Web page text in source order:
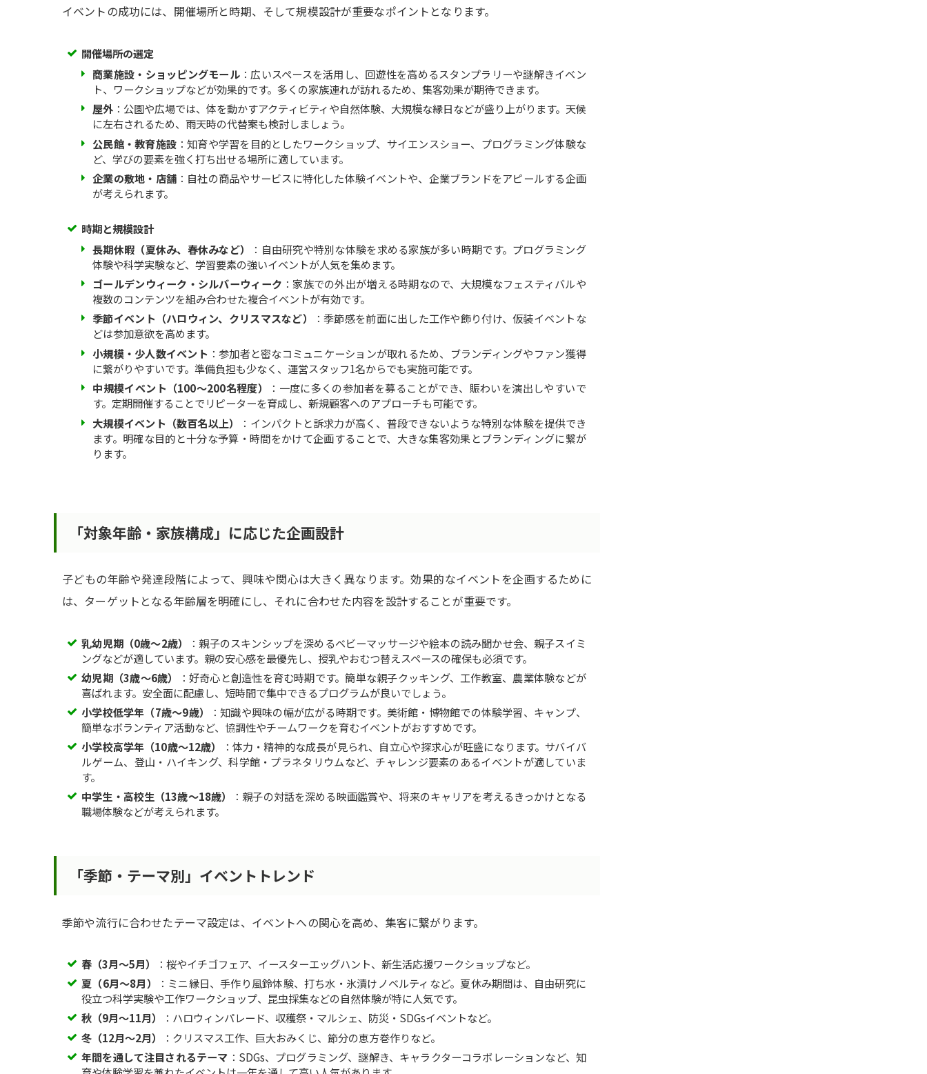
イベントの成功には、開催場所と時期、そして規模設計が重要なポイントとなります。
開催場所の選定
商業施設・ショッピングモール：広いスペースを活用し、回遊性を高めるスタンプラリーや謎解きイベン
ト、ワークショップなどが効果的です。多くの家族連れが訪れるため、集客効果が期待できます。
屋外 ：公園や広場では、体を動かすアクティビティや自然体験、大規模な縁日などが盛り上がります。天候
に左右されるため、雨天時の代替案も検討しましょう。
公民館・教育施設 ：知育や学習を目的としたワークショップ、サイエンスショー、プログラミング体験な
ど、学びの要素を強く打ち出せる場所に適しています。
企業の敷地・店舗 ：自社の商品やサービスに特化した体験イベントや、企業ブランドをアピールする企画
が考えられます。
時期と規模設計
長期休暇（夏休み、春休みなど）
：自由研究や特別な体験を求める家族が多い時期です。プログラミング
体験や科学実験など、学習要素の強いイベントが人気を集めます。
ゴールデンウィーク・シルバーウィーク ：家族での外出が増える時期なので、大規模なフェスティバルや
複数のコンテンツを組み合わせた複合イベントが有効です。
季節イベント（ハロウィン、クリスマスなど）
：季節感を前面に出した工作や飾り付け、仮装イベントな
どは参加意欲を高めます。
小規模・少人数イベント ：参加者と密なコミュニケーションが取れるため、ブランディングやファン獲得
に繋がりやすいです。準備負担も少なく、運営スタッフ1名からでも実施可能です。
中規模イベント（100～200名程度）
：一度に多くの参加者を募ることができ、賑わいを演出しやすいで
す。定期開催することでリピーターを育成し、新規顧客へのアプローチも可能です。
大規模イベント（数百名以上）
：インパクトと訴求力が高く、普段できないような特別な体験を提供でき
ます。明確な目的と十分な予算・時間をかけて企画することで、大きな集客効果とブランディングに繋が
ります。
「対象年齢・家族構成」に応じた企画設計
子どもの年齢や発達段階によって、興味や関心は大きく異なります。効果的なイベントを企画するために
は、ターゲットとなる年齢層を明確にし、それに合わせた内容を設計することが重要です。
乳幼児期（0歳〜2歳）
：親子のスキンシップを深めるベビーマッサージや絵本の読み聞かせ会、親子スイミ
ングなどが適しています。親の安心感を最優先し、授乳やおむつ替えスペースの確保も必須です。
幼児期（3歳〜6歳）
：好奇心と創造性を育む時期です。簡単な親子クッキング、工作教室、農業体験などが
喜ばれます。安全面に配慮し、短時間で集中できるプログラムが良いでしょう。
小学校低学年（7歳〜9歳）
：知識や興味の幅が広がる時期です。美術館・博物館での体験学習、キャンプ、
簡単なボランティア活動など、協調性やチームワークを育むイベントがおすすめです。
小学校高学年（10歳〜12歳）
：体力・精神的な成長が見られ、自立心や探求心が旺盛になります。サバイバ
ルゲーム、登山・ハイキング、科学館・プラネタリウムなど、チャレンジ要素のあるイベントが適していま
す。
中学生・高校生（13歳〜18歳）
：親子の対話を深める映画鑑賞や、将来のキャリアを考えるきっかけとなる
職場体験などが考えられます。
「季節・テーマ別」イベントトレンド
季節や流行に合わせたテーマ設定は、イベントへの関心を高め、集客に繋がります。
春（3月〜5月）
：桜やイチゴフェア、イースターエッグハント、新生活応援ワークショップなど。
夏（6月〜8月）
：ミニ縁日、手作り風鈴体験、打ち水・氷漬けノベルティなど。夏休み期間は、自由研究に
役立つ科学実験や工作ワークショップ、昆虫採集などの自然体験が特に人気です。
秋（9月〜11月）
：ハロウィンパレード、収穫祭・マルシェ、防災・SDGsイベントなど。
冬（12月〜2月）
：クリスマス工作、巨大おみくじ、節分の恵方巻作りなど。
年間を通して注目されるテーマ ：SDGs、プログラミング、謎解き、キャラクターコラボレーションなど、知